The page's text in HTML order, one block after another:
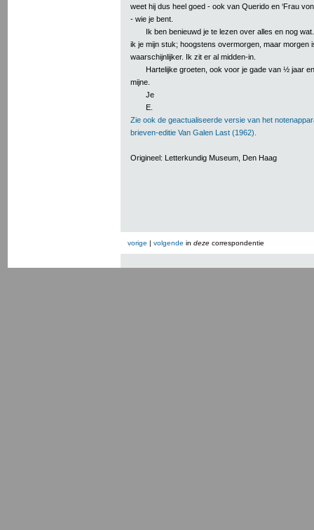
weet hij dus heel goed - ook van Querido en ‘Frau
- wie je bent.
Ik ben benieuwd je te lezen over alles en nog
ik je mijn stuk; hoogstens overmorgen, maar morgen
waarschijnlijker. Ik zit er al midden-in.
Hartelijke groeten, ook voor je gade van ½ jaar
mijne.
Je
E.
Zie ook de geactualiseerde versie van het
brieven-editie Van Galen Last (1962).
Origineel: Letterkundig Museum, Den Haag
vorige | volgende in deze correspondentie